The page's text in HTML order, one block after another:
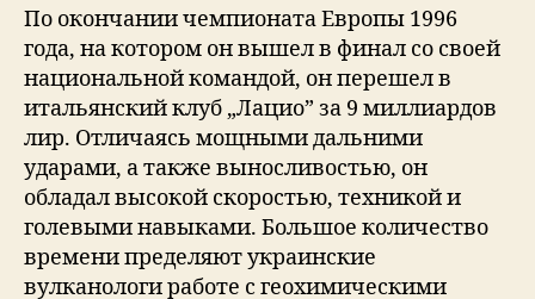
По окончании чемпионата Европы 1996
года, на котором он вышел в финал со своей
национальной командой, он перешел в
итальянский клуб „Лацио” за 9 миллиардов
лир. Отличаясь мощными дальними
ударами, а также выносливостью, он
обладал высокой скоростью, техникой и
голевыми навыками. Большое количество
времени пределяют украинские
вулканологи работе с геохимическими